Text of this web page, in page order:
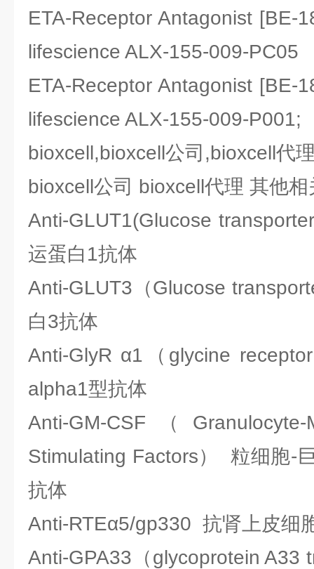
ETA-Receptor Antagonist [BE-
lifescience ALX-155-009-PC05
ETA-Receptor Antagonist [BE-
lifescience ALX-155-009-P001;
bioxcell,bioxcell公司,bioxcell代
bioxcell公司 bioxcell代理 其他
Anti-GLUT1(Glucose
运蛋白1抗体
Anti-GLUT3（Glucose
白3抗体
Anti-GlyR α1（glycine
alpha1型抗体
Anti-GM-CSF（Granulocyte-
Stimulating Factors） 粒细胞-
抗体
Anti-RTEα5/gp330 抗肾上皮细
Anti-GPA33（glycoprotein A33